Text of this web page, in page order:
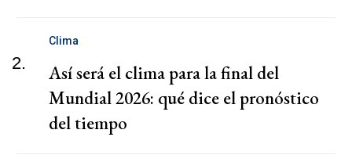
2.
Clima
Así será el clima para la final del
Mundial 2026: qué dice el pronóstico
del tiempo